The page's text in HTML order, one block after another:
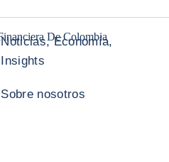
Noticias, Economía,
Insights
Sobre nosotros